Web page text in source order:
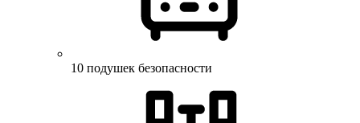
10 подушек безопасности